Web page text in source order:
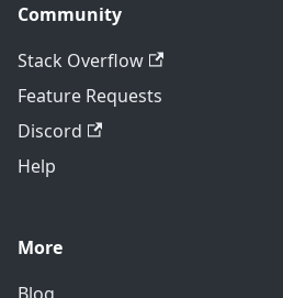
Community
Stack Overflow
Feature Requests
Discord
Help
More
Blog